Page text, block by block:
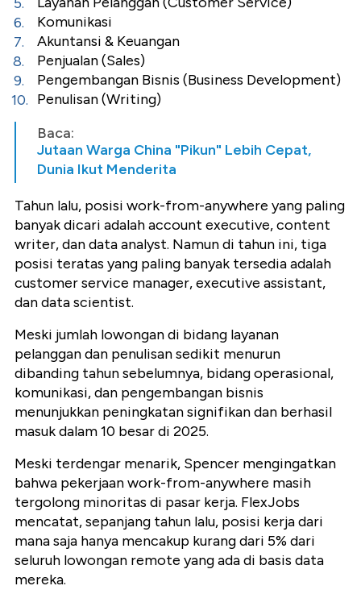
Komunikasi
Akuntansi & Keuangan
Penjualan (Sales)
Pengembangan Bisnis (Business Development)
Penulisan (Writing)
Baca:
Jutaan Warga China "Pikun" Lebih Cepat,
Dunia Ikut Menderita
Tahun lalu, posisi work-from-anywhere yang paling
banyak dicari adalah account executive, content
writer, dan data analyst. Namun di tahun ini, tiga
posisi teratas yang paling banyak tersedia adalah
customer service manager, executive assistant,
dan data scientist.
Meski jumlah lowongan di bidang layanan
pelanggan dan penulisan sedikit menurun
dibanding tahun sebelumnya, bidang operasional,
komunikasi, dan pengembangan bisnis
menunjukkan peningkatan signifikan dan berhasil
masuk dalam 10 besar di 2025.
Meski terdengar menarik, Spencer mengingatkan
bahwa pekerjaan work-from-anywhere masih
tergolong minoritas di pasar kerja. FlexJobs
mencatat, sepanjang tahun lalu, posisi kerja dari
mana saja hanya mencakup kurang dari 5% dari
seluruh lowongan remote yang ada di basis data
mereka.